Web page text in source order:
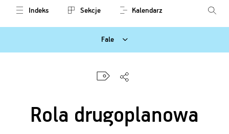
Indeks Sekcje Kalendarz
Fale
Rola drugoplanowa